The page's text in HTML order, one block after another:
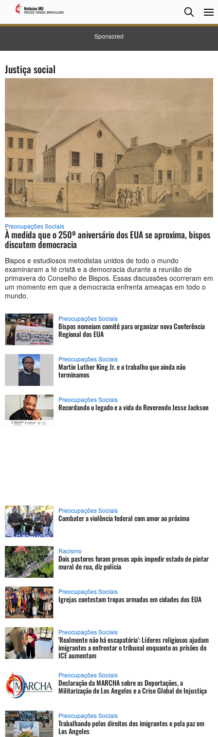
Sponsored
Search
Justiça social
Preocupações Sociais
À medida que o 250º aniversário dos EUA se aproxima, bispos
discutem democracia
Bispos e estudiosos metodistas unidos de todo o mundo
examinaram a fé cristã e a democracia durante a reunião de
primavera do Conselho de Bispos. Essas discussões ocorreram em
um momento em que a democracia enfrenta ameaças em todo o
mundo.
Preocupações Sociais
Bispos nomeiam comitê para organizar nova Conferência
Regional dos EUA
Preocupações Sociais
Martin Luther King Jr. e o trabalho que ainda não
terminamos
Preocupações Sociais
Recordando o legado e a vida do Reverendo Jesse Jackson
Preocupações Sociais
Combater a violência federal com amor ao próximo
Racismo
Dois pastores foram presos após impedir estado de pintar
mural de rua, diz polícia
Preocupações Sociais
Igrejas contestam tropas armadas em cidades dos EUA
Preocupações Sociais
'Realmente não há escapatória': Líderes religiosos ajudam
imigrantes a enfrentar o tribunal enquanto as prisões do
ICE aumentam
Preocupações Sociais
Declaração da MARCHA sobre as Deportações, a
Militarização de Los Angeles e a Crise Global de Injustiça
Preocupações Sociais
Trabalhando pelos direitos dos imigrantes e pela paz em
Los Angeles